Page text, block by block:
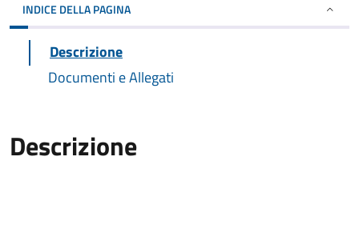
INDICE DELLA PAGINA
Descrizione
Documenti e Allegati
Descrizione